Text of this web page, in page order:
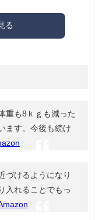
る
重も8ｋｇも減った
ます。今後も続け
づけるようになり
入れることでもっ